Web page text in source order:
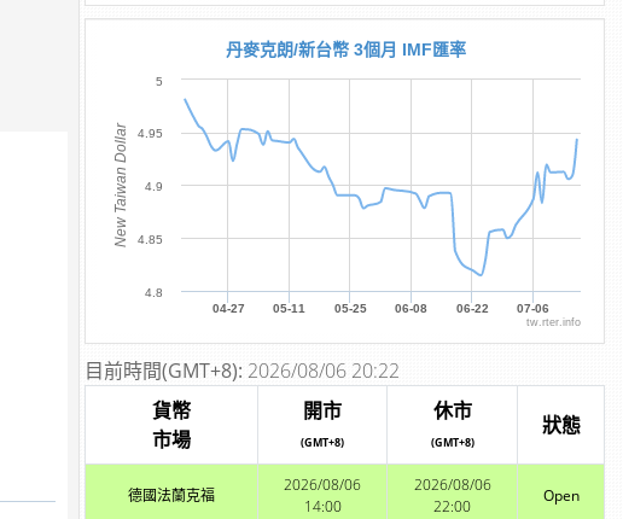
New Taiwan Dollar
丹麥克朗/新台幣 3個月 IMF匯率
04-27 05-11 05-25 06-08 06-22 07-06
4.8
4.85
4.9
4.95
5
tw.rter.info
目前時間(GMT+8): 2026/08/06 20:22
貨幣
市場
開市
(GMT+8)
休市
(GMT+8)
狀態
德國法蘭克福
2026/08/06
14:00
2026/08/06
22:00
Open